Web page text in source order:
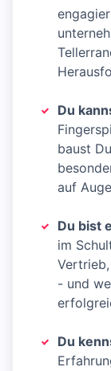
Du
baust
auf
Du bist
im
- und
Du